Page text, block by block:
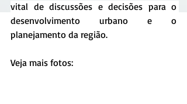
vital de discussões e decisões para o
desenvolvimento urbano e o
planejamento da região.
Veja mais fotos: